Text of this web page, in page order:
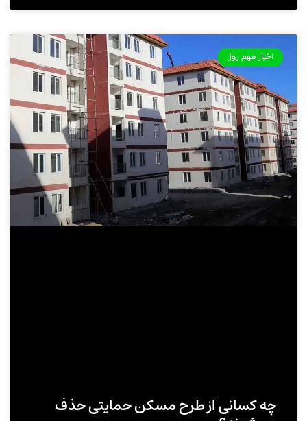
اخبار مهم روز
چه کسانی از طرح مسکن حمایتی حذف